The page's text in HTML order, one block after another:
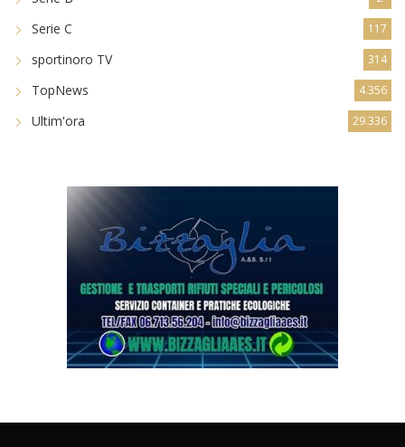
Serie C 117
sportinoro TV 314
TopNews 4.356
Ultim'ora 29.336